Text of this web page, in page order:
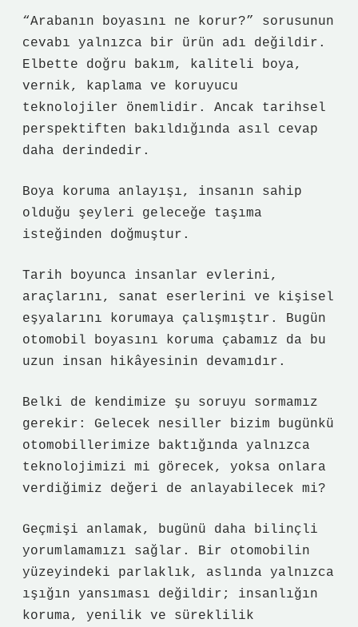
“Arabanın boyasını ne korur?” sorusunun
cevabı yalnızca bir ürün adı değildir.
Elbette doğru bakım, kaliteli boya,
vernik, kaplama ve koruyucu
teknolojiler önemlidir. Ancak tarihsel
perspektiften bakıldığında asıl cevap
daha derindedir.
Boya koruma anlayışı, insanın sahip
olduğu şeyleri geleceğe taşıma
isteğinden doğmuştur.
Tarih boyunca insanlar evlerini,
araçlarını, sanat eserlerini ve kişisel
eşyalarını korumaya çalışmıştır. Bugün
otomobil boyasını koruma çabamız da bu
uzun insan hikâyesinin devamıdır.
Belki de kendimize şu soruyu sormamız
gerekir: Gelecek nesiller bizim bugünkü
otomobillerimize baktığında yalnızca
teknolojimizi mi görecek, yoksa onlara
verdiğimiz değeri de anlayabilecek mi?
Geçmişi anlamak, bugünü daha bilinçli
yorumlamamızı sağlar. Bir otomobilin
yüzeyindeki parlaklık, aslında yalnızca
ışığın yansıması değildir; insanlığın
koruma, yenilik ve süreklilik